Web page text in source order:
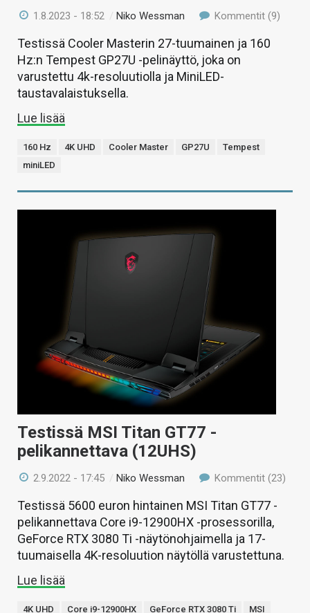
1.8.2023 - 18:52 / Niko Wessman Kommentit (9)
Testissä Cooler Masterin 27-tuumainen ja 160
Hz:n Tempest GP27U -pelinäyttö, joka on
varustettu 4k-resoluutiolla ja MiniLED-
taustavalaistuksella.
Lue lisää
160 Hz 4K UHD Cooler Master GP27U
Tempest
miniLED
Testissä MSI Titan GT77 -
pelikannettava (12UHS)
2.9.2022 - 17:45 /Niko Wessman Kommentit (23)
Testissä 5600 euron hintainen MSI Titan GT77 -
pelikannettava Core i9-12900HX -prosessorilla,
GeForce RTX 3080 Ti -näytönohjaimella ja 17-
tuumaisella 4K-resoluution näytöllä varustettuna.
Lue lisää
4K UHD Core i9-12900HX GeForce RTX 3080 Ti MSI